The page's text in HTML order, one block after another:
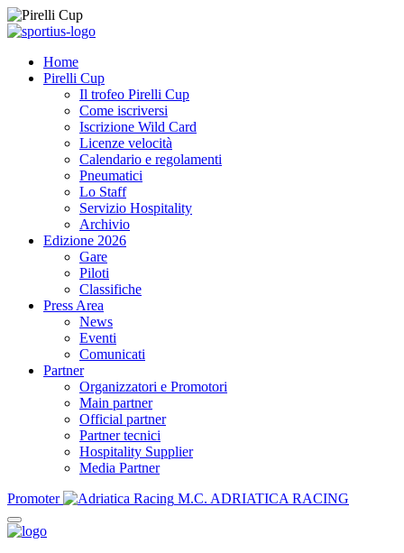
Home
Pirelli Cup
Il trofeo Pirelli Cup
Come iscriversi
Iscrizione Wild Card
Licenze velocità
Calendario e regolamenti
Pneumatici
Lo Staff
Servizio Hospitality
Archivio
Edizione 2026
Gare
Piloti
Classifiche
Press Area
News
Eventi
Comunicati
Partner
Organizzatori e Promotori
Main partner
Official partner
Partner tecnici
Hospitality Supplier
Media Partner
Promoter
M.C. ADRIATICA RACING